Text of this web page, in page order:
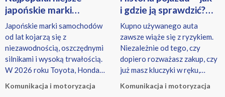
japońskie marki
samochodów 2026
— ranking, opinie
i niezawodność
Japońskie marki samochodów
od lat kojarzą się z
niezawodnością, oszczędnymi
silnikami i wysoką trwałością.
W 2026 roku Toyota, Honda,
należą do najczęściej
Komunikacja i motoryzacja
i gdzie ją sprawdzić?
Czy musisz płacić
za raporty?
Kupno używanego auta
zawsze wiąże się z ryzykiem.
Niezależnie od tego, czy
dopiero rozważasz zakup, czy
już masz kluczyki w ręku,
to jeden z najważniejszych
Komunikacja i motoryzacja